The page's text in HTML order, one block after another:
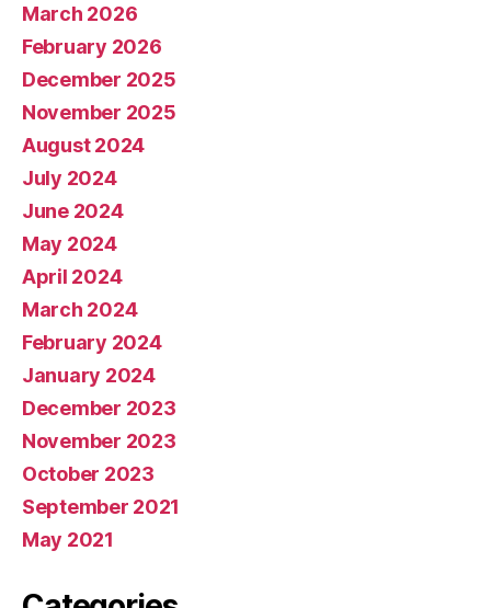
March 2026
February 2026
December 2025
November 2025
August 2024
July 2024
June 2024
May 2024
April 2024
March 2024
February 2024
January 2024
December 2023
November 2023
October 2023
September 2021
May 2021